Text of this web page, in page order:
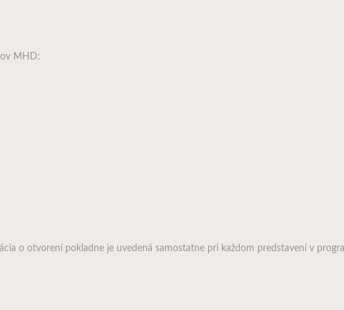
MHD:
o otvorení pokladne je uvedená samostatne pri každom predstavení v